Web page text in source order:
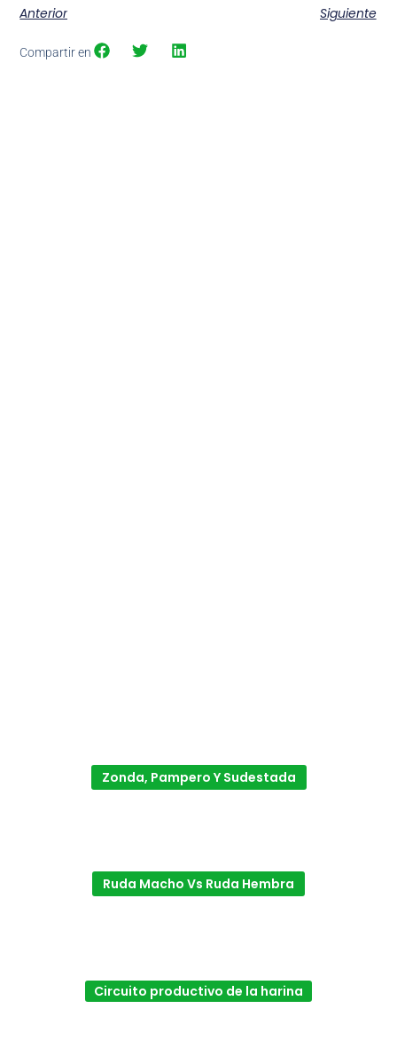
Anterior Siguiente
Compartir en
Zonda, Pampero Y Sudestada
Ruda Macho Vs Ruda Hembra
Circuito productivo de la harina